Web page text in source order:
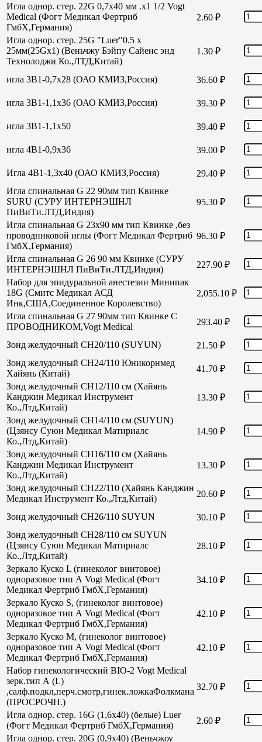
Игла однор. стер. 22G 0,7х40 мм .х1 1/2 Vogt
Medical (Фогт Медикал Фертриб
ГмбХ,Германия)
2.60 ₽
Игла однор. стер. 25G "Luer"0.5 х
25мм(25Gх1) (Веньчжу Бэйпу Сайенс энд
Технолоджи Ко.,ЛТД,Китай)
1.30 ₽
игла 3В1-0,7х28 (ОАО КМИЗ,Россия) 36.60 ₽
игла 3В1-1,1х36 (ОАО КМИЗ,Россия) 39.30 ₽
игла 3В1-1,1х50 39.40 ₽
игла 4В1-0,9х36 39.00 ₽
Игла 4В1-1,3х40 (ОАО КМИЗ,Россия) 29.40 ₽
Игла спинальная G 22 90мм тип Квинке
SURU (СУРУ ИНТЕРНЭШНЛ
ПиВиТи.ЛТД,Индия)
95.30 ₽
Игла спинальная G 23х90 мм тип Квинке ,без
проводниковой иглы (Фогт Медикал Фертриб
ГмбХ,Германия)
96.30 ₽
Игла спинальная G 26 90 мм Квинке (СУРУ
ИНТЕРНЭШНЛ ПиВиТи.ЛТД,Индия)
227.90 ₽
Набор для эпидуральной анестезии Минипак
18G (Смитс Медикал АСД
Инк,США,Соединенное Королевство)
2,055.10 ₽
Игла спинальная G 27 90мм тип Квинке С
ПРОВОДНИКОМ,Vogt Medical
293.40 ₽
Зонд желудочный СН20/110 (SUYUN) 21.50 ₽
Зонд желудочный СН24/110 Юникорнмед
Хайянь (Китай)
41.70 ₽
Зонд желудочный CH12/110 см (Хайянь
Канджин Медикал Инструмент
Ко.,Лтд,Китай)
13.30 ₽
Зонд желудочный CH14/110 см (SUYUN)
(Цзянсу Суюн Медикал Матириалс
Ко.,Лтд,Китай)
14.90 ₽
Зонд желудочный CH16/110 см (Хайянь
Канджин Медикал Инструмент
Ко.,Лтд,Китай)
13.30 ₽
Зонд желудочный СН22/110 (Хайянь Канджин
Медикал Инструмент Ко.,Лтд,Китай)
20.60 ₽
Зонд желудочный СН26/110 SUYUN 30.10 ₽
Зонд желудочный СН28/110 см SUYUN
(Цзянсу Суюн Медикал Матириалс
Ко.,Лтд,Китай)
28.10 ₽
Зеркало Куско L (гинеколог винтовое)
одноразовое тип А Vogt Medical (Фогт
Медикал Фертриб ГмбХ,Германия)
34.10 ₽
Зеркало Куско S, (гинеколог винтовое)
одноразовое тип А Vogt Medical (Фогт
Медикал Фертриб ГмбХ,Германия)
42.10 ₽
Зеркало Куско М, (гинеколог винтовое)
одноразовое тип А Vogt Medical (Фогт
Медикал Фертриб ГмбХ,Германия)
42.10 ₽
Набор гинекологический BIO-2 Vogt Medical
зерк.тип А (L)
,салф.подкл,перч.смотр,гинек.ложкаФолкмана
(ПРОСРОЧН.)
32.70 ₽
Игла однор. стер. 16G (1,6х40) (белые) Luer
(Фогт Медикал Фертриб ГмбХ,Германия)
2.60 ₽
Игла однор. стер. 20G (0,9х40) (Веньчжоу